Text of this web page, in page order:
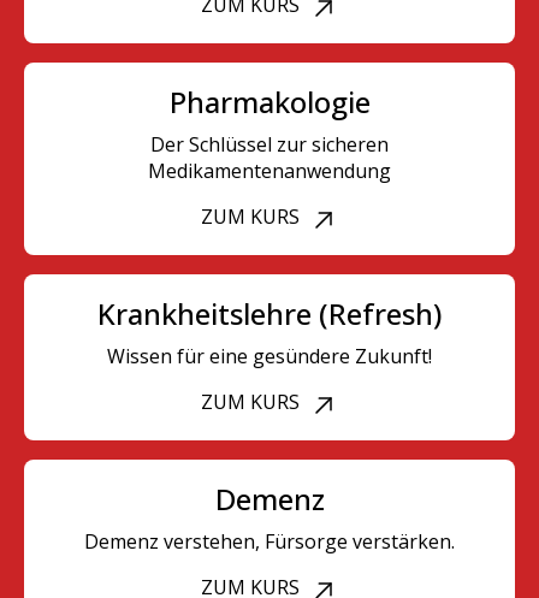
Pharmakologie
Der Schlüssel zur sicheren
Medikamentenanwendung
ZUM KURS
Krankheitslehre (Refresh)
Wissen für eine gesündere Zukunft!
ZUM KURS
Demenz
Demenz verstehen, Fürsorge verstärken.
ZUM KURS